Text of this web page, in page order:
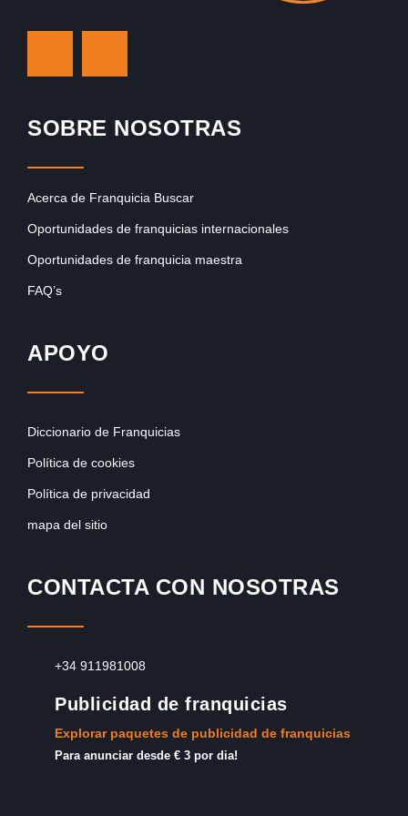
SOBRE NOSOTRAS
Acerca de Franquicia Buscar
Oportunidades de franquicias internacionales
Oportunidades de franquicia maestra
FAQ’s
APOYO
Diccionario de Franquicias
Política de cookies
Política de privacidad
mapa del sitio
CONTACTA CON NOSOTRAS
+34 911981008
Publicidad de franquicias
Explorar paquetes de publicidad de franquicias
Para anunciar desde € 3 por dia!